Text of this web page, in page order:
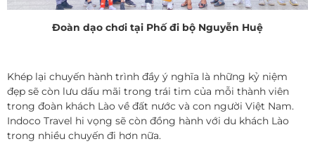
Đoàn dạo chơi tại Phố đi bộ Nguyễn Huệ
Khép lại chuyến hành trình đầy ý nghĩa là những kỷ niệm
đẹp sẽ còn lưu dấu mãi trong trái tim của mỗi thành viên
trong đoàn khách Lào về đất nước và con người Việt Nam.
Indoco Travel hi vọng sẽ còn đồng hành với du khách Lào
trong nhiều chuyến đi hơn nữa.